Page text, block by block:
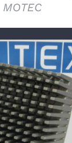
MOTEC
DETTAGLI